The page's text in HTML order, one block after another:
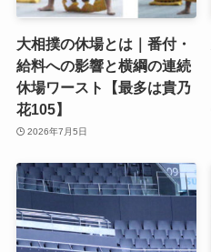
大相撲の休場とは｜番付・
給料への影響と横綱の連続
休場ワースト【最多は貴乃
花105】
2026年7月5日